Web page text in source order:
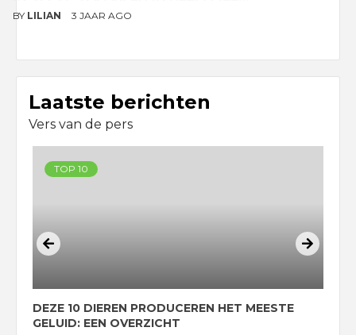
BY LILIAN 3 JAAR AGO
Laatste berichten
Vers van de pers
TOP 10
DEZE 10 DIEREN PRODUCEREN HET MEESTE
GELUID: EEN OVERZICHT